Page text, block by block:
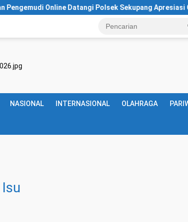
Online Datangi Polsek Sekupang Apresiasi Gerak
NASIONAL INTERNASIONAL OLAHRAGA